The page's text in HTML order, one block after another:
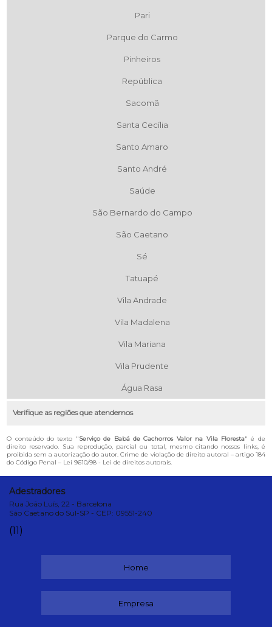
Pari
Parque do Carmo
Pinheiros
República
Sacomã
Santa Cecília
Santo Amaro
Santo André
Saúde
São Bernardo do Campo
São Caetano
Sé
Tatuapé
Vila Andrade
Vila Madalena
Vila Mariana
Vila Prudente
Água Rasa
Verifique as regiões que atendemos
O conteúdo do texto "Serviço de Babá de Cachorros Valor na Vila Floresta" é de
direito reservado. Sua reprodução, parcial ou total, mesmo citando nossos links, é
proibida sem a autorização do autor. Crime de violação de direito autoral – artigo 184
do Código Penal – Lei 9610/98 - Lei de direitos autorais.
Adestradores
Rua João Luís, 22 - Barcelona
São Caetano do Sul-SP - CEP: 09551-240
(11)
Home
Empresa